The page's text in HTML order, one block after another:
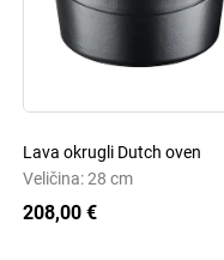
Lava okrugli Dutch oven
Veličina: 28 cm
208,00 €